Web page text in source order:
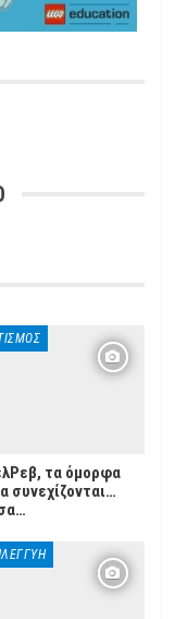
τα όμορφα
συνεχίζονται…